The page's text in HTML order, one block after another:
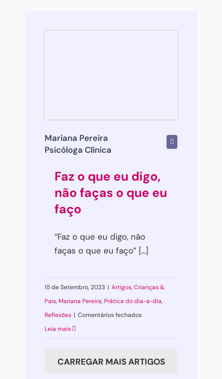
Mariana Pereira
Psicóloga Clínica
Faz o que eu digo,
não faças o que eu
faço
“Faz o que eu digo, não
faças o que eu faço” [...]
15 de Setembro, 2023 | Artigos,Crianças &
Pais, Mariana Pereira, Prática do dia-a-dia,
Reflexões | Comentários fechadosem
Leia mais
CARREGAR MAIS ARTIGOS